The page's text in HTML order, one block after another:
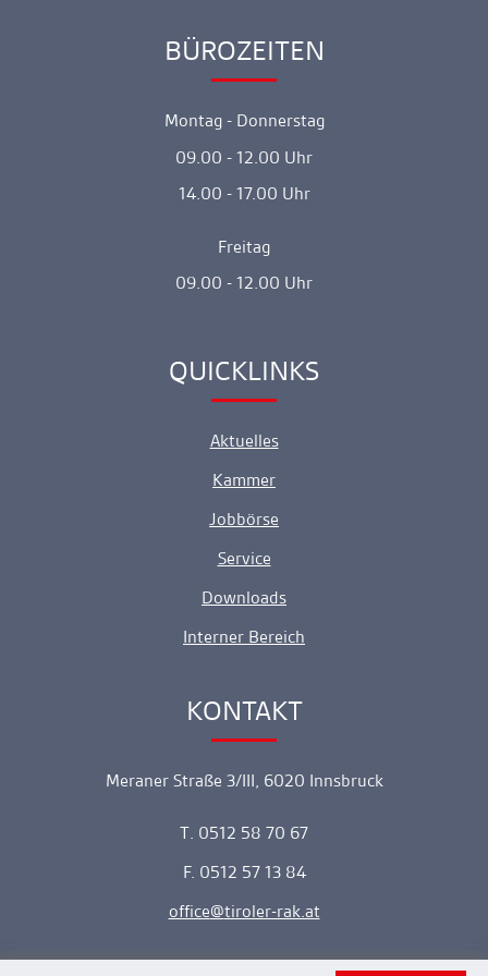
Ankerlink
BÜROZEITEN
Montag - Donnerstag
09.00 - 12.00 Uhr
14.00 - 17.00 Uhr
Freitag
09.00 - 12.00 Uhr
Ankerlink
QUICKLINKS
Aktuelles
Kammer
Jobbörse
Service
Downloads
Interner Bereich
Ankerlink
KONTAKT
Meraner Straße 3/III, 6020 Innsbruck
T. 0512 58 70 67
F. 0512 57 13 84
office
tiroler-rak.at